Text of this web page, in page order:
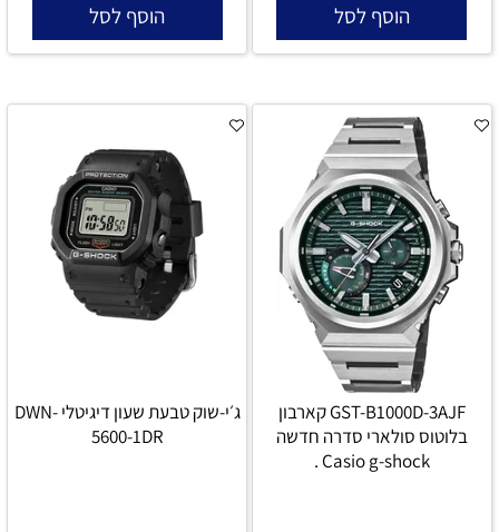
הוסף לסל הוסף לסל
GST-B1000D-3AJF קארבון
בלוטוס סולארי סדרה חדשה
Casio g-shock .
ג׳י-שוק טבעת שעון דיגיטלי DWN-
5600-1DR